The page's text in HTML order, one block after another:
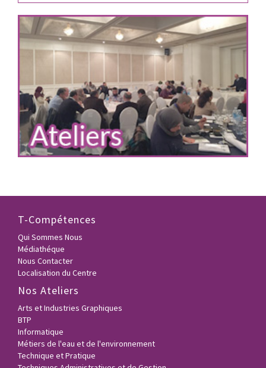
T-Compétences
Qui Sommes Nous
Médiathéque
Nous Contacter
Localisation du Centre
Nos Ateliers
Arts et Industries Graphiques
BTP
Informatique
Métiers de l'eau et de l'environnement
Technique et Pratique